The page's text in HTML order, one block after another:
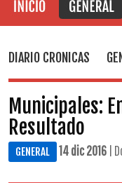
DIARIO CRONICAS
Municipales:
Resultado
GENERAL 14 dic 2016 |